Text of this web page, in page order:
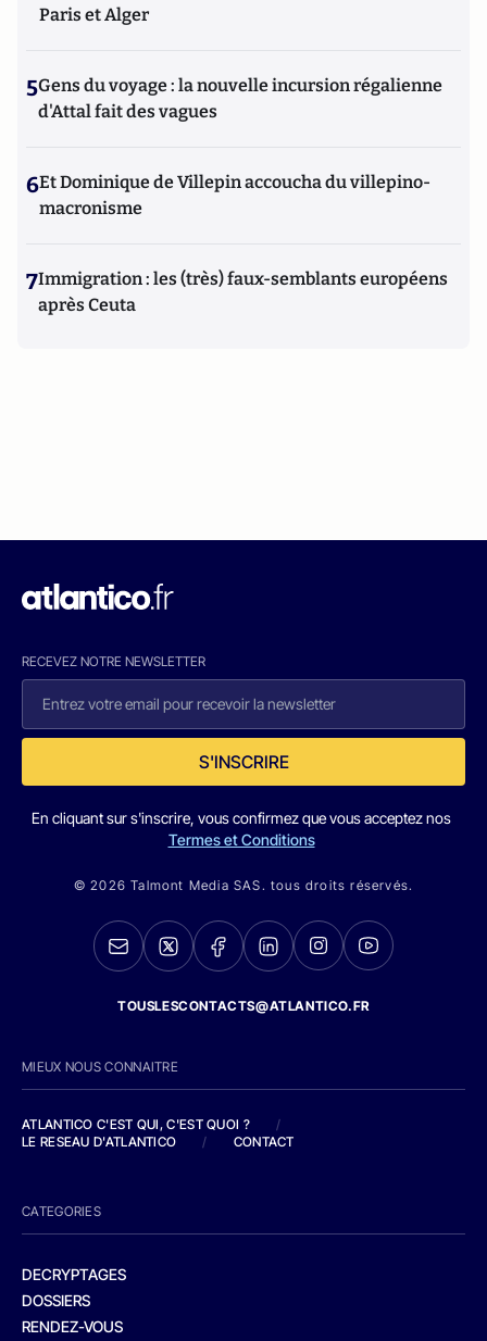
Paris et Alger
5Gens du voyage : la nouvelle incursion régalienne
d'Attal fait des vagues
6Et Dominique de Villepin accoucha du villepino-
macronisme
7Immigration : les (très) faux-semblants européens
après Ceuta
RECEVEZ NOTRE NEWSLETTER
S'INSCRIRE
En cliquant sur s'inscrire, vous confirmez que vous acceptez nos
Termes et Conditions
© 2026 Talmont Media SAS. tous droits réservés.
TOUSLESCONTACTS@ATLANTICO.FR
MIEUX NOUS CONNAITRE
ATLANTICO C'EST QUI, C'EST QUOI ?
/
LE RESEAU D'ATLANTICO
/ CONTACT
CATEGORIES
DECRYPTAGES
DOSSIERS
RENDEZ-VOUS